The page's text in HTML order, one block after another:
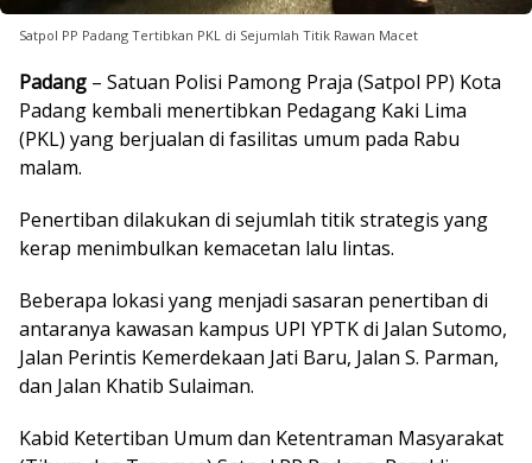
Satpol PP Padang Tertibkan PKL di Sejumlah Titik Rawan Macet
Padang – Satuan Polisi Pamong Praja (Satpol PP) Kota
Padang kembali menertibkan Pedagang Kaki Lima
(PKL) yang berjualan di fasilitas umum pada Rabu
malam.
Penertiban dilakukan di sejumlah titik strategis yang
kerap menimbulkan kemacetan lalu lintas.
Beberapa lokasi yang menjadi sasaran penertiban di
antaranya kawasan kampus UPI YPTK di Jalan Sutomo,
Jalan Perintis Kemerdekaan Jati Baru, Jalan S. Parman,
dan Jalan Khatib Sulaiman.
Kabid Ketertiban Umum dan Ketentraman Masyarakat